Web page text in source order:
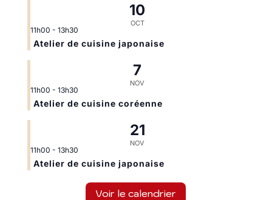
10
OCT
11h00 - 13h30
Atelier de cuisine japonaise
7
NOV
11h00 - 13h30
Atelier de cuisine coréenne
21
NOV
11h00 - 13h30
Atelier de cuisine japonaise
Voir le calendrier